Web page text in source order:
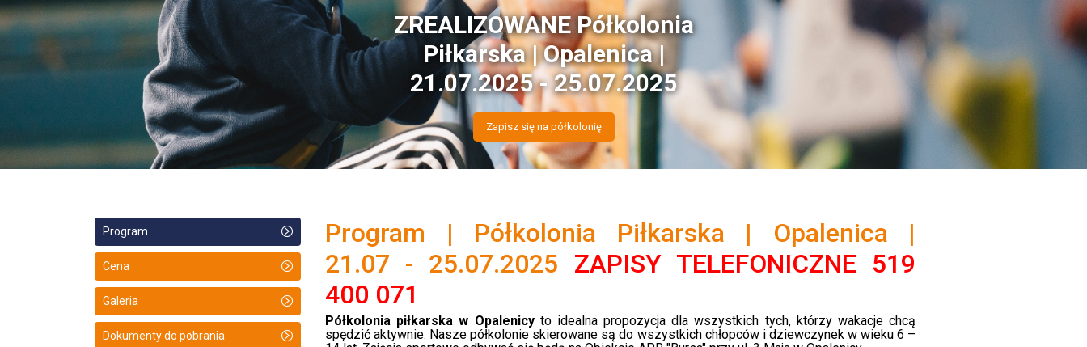
ZREALIZOWANE Półkolonia
Piłkarska | Opalenica |
21.07.2025 - 25.07.2025
Zapisz się na półkolonię
Program
Cena
Galeria
Dokumenty do pobrania
Program | Półkolonia Piłkarska | Opalenica |
21.07 - 25.07.2025 ZAPISY TELEFONICZNE 519
400 071
Półkolonia piłkarska w Opalenicyto idealna propozycja dla wszystkich tych, którzy wakacje chcą
spędzić aktywnie. Nasze półkolonie skierowane są do wszystkich chłopców i dziewczynek w wieku 6 –